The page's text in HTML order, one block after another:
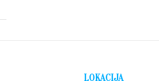
LOKACIJA